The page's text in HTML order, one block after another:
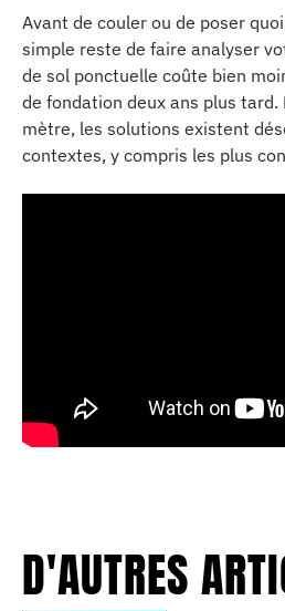
Avant de couler ou de poser
simple reste de faire analyser
de sol ponctuelle coûte bien
de fondation deux ans plus tard.
mètre, les solutions existent
contextes, y compris les plus
D'AUTRES